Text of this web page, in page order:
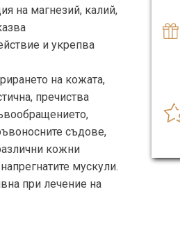
на магнезий, калий,
и укрепва
на кожата,
пречиства
съдове,
кожни
мускули.
при лечение на